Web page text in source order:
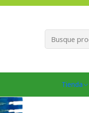
Tienda
Tienda Productos